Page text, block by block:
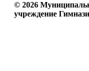
© 2026
учреждение